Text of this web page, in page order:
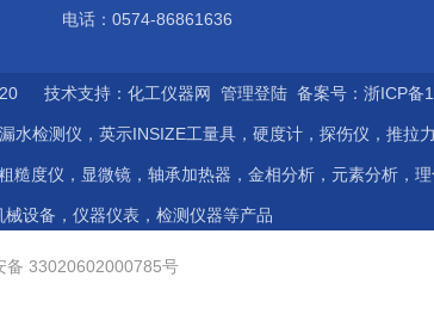
电话：0574-86861636
技术支持： 化工仪器网 管理登陆 备案号：浙ICP备
检测仪，英示INSIZE工量具，硬度计，探伤仪，推拉
度仪，显微镜，轴承加热器，金相分析，元素分析，
械设备，仪器仪表，检测仪器等产品
备 33020602000785号